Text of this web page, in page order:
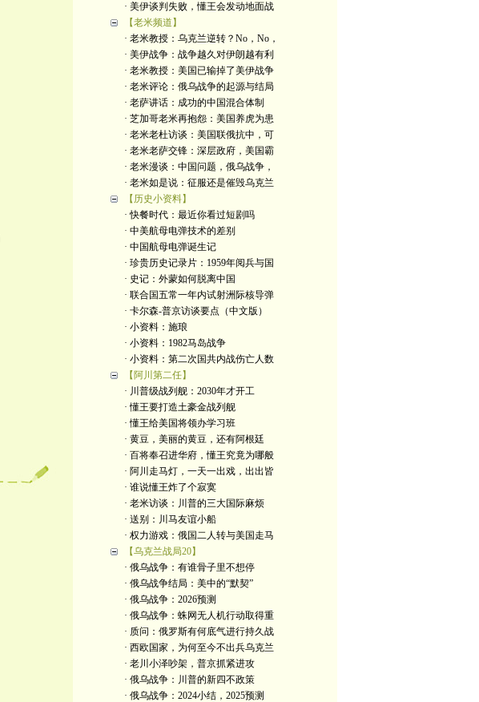
· 美伊谈判失败，懂王会发动地面战
【老米频道】
· 老米教授：乌克兰逆转？No，No，
· 美伊战争：战争越久对伊朗越有利
· 老米教授：美国已输掉了美伊战争
· 老米评论：俄乌战争的起源与结局
· 老萨讲话：成功的中国混合体制
· 芝加哥老米再抱怨：美国养虎为患
· 老米老杜访谈：美国联俄抗中，可
· 老米老萨交锋：深层政府，美国霸
· 老米漫谈：中国问题，俄乌战争，
· 老米如是说：征服还是催毁乌克兰
【历史小资料】
· 快餐时代：最近你看过短剧吗
· 中美航母电弹技术的差别
· 中国航母电弹诞生记
· 珍贵历史记录片：1959年阅兵与国
· 史记：外蒙如何脱离中国
· 联合国五常一年内试射洲际核导弹
· 卡尔森-普京访谈要点（中文版）
· 小资料：施琅
· 小资料：1982马岛战争
· 小资料：第二次国共内战伤亡人数
【阿川第二任】
· 川普级战列舰：2030年才开工
· 懂王要打造土豪金战列舰
· 懂王给美国将领办学习班
· 黄豆，美丽的黄豆，还有阿根廷
· 百将奉召进华府，懂王究竟为哪般
· 阿川走马灯，一天一出戏，出出皆
· 谁说懂王炸了个寂寞
· 老米访谈：川普的三大国际麻烦
· 送别：川马友谊小船
· 权力游戏：俄国二人转与美国走马
【乌克兰战局20】
· 俄乌战争：有谁骨子里不想停
· 俄乌战争结局：美中的“默契”
· 俄乌战争：2026预测
· 俄乌战争：蛛网无人机行动取得重
· 质问：俄罗斯有何底气进行持久战
· 西欧国家，为何至今不出兵乌克兰
· 老川小泽吵架，普京抓紧进攻
· 俄乌战争：川普的新四不政策
· 俄乌战争：2024小结，2025预测